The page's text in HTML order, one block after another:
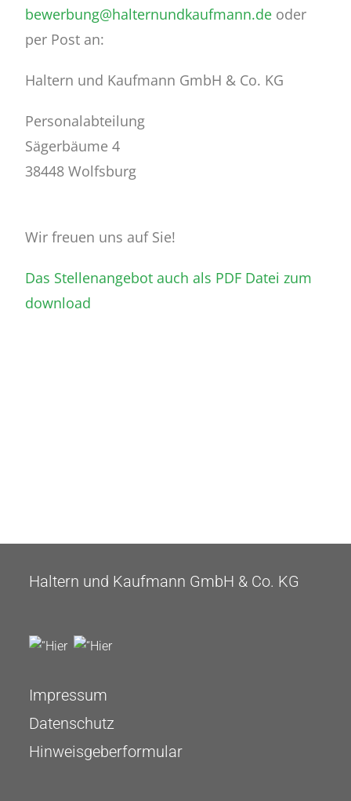
bewerbung@halternundkaufmann.de oder
per Post an:
Haltern und Kaufmann GmbH & Co. KG
Personalabteilung
Sägerbäume 4
38448 Wolfsburg
Wir freuen uns auf Sie!
Das Stellenangebot auch als PDF Datei zum
download
Haltern und Kaufmann GmbH & Co. KG
Impressum
Datenschutz
Hinweisgeberformular